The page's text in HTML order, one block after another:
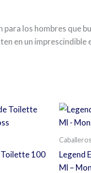
los hombres que
en un imprescindible
Toilette 100
Caballeros
Legend
Ml –